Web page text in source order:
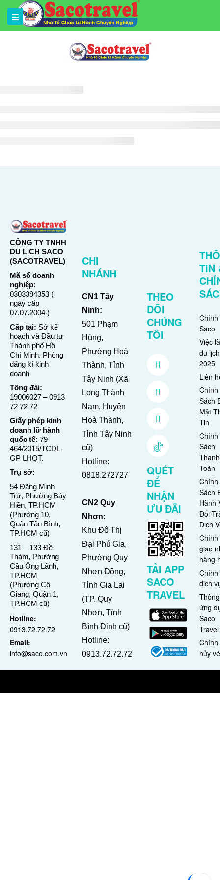
CÔNG TY TNHH
DU LỊCH SACO
(SACOTRAVEL)
Mã số doanh
nghiệp:
0303394353 (
ngày cấp
07.07.2004 )
Cấp tại: Sở kế
hoạch và Đầu tư
Thành phố Hồ
Chí Minh. Phòng
đăng kí kinh
doanh
Tổng đài:
19006027 –0913
72 72 72
Giấy phép kinh
doanh lữ hành
quốc tế: 79-
464/2015/TCDL-
GP LHQT.
Trụ sở:
54 Đặng Minh
Trứ, Phường Bảy
Hiền, TP.HCM
(Phường 10,
Quận Tân Bình,
TP.HCM cũ)
131 – 133 Đề
Thám, Phường
Cầu Ông Lãnh,
TP.HCM
(Phường Cô
Giang, Quận 1,
TP.HCM cũ)
Hotline:
0913.72.72.72
Email:
info@saco.com.vn
CHI
NHÁNH
CN1 Tây
Ninh:
501 Phạm
Hùng,
Phường Hoà
Thành, Tỉnh
Tây Ninh (Xã
Long Thành
Nam, Huyện
Hoà Thành,
Tỉnh Tây Ninh
cũ)
Hotline:
0818.272727
CN2 Quy
Nhơn:
Khu Đô Thị
Đại Phú Gia,
Phường Quy
Nhơn Đông,
Tỉnh Gia Lai
(TP. Quy
Nhơn, Tỉnh
Bình Định cũ)
Hotline:
0913.72.72.72
THEO
DÕI
CHÚNG
TÔI
QUÉT
ĐỂ
NHẬN
ƯU ĐÃI
TẢI APP
SACO
TRAVEL
TIN
Chính
Saco
Việc
du lịch
2025
Liên
Chính
Sách
Mật
Tin
Chính
Sách
Thanh
Toán
Chính
Sách
Hành
Đổi
Dịch
Chính
giao
hàng
Chính
dịch
ứng
Saco
Travel
Chính
hủy vé